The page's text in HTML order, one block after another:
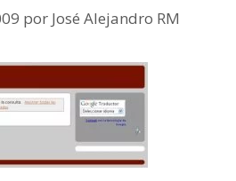
por José Alejandro RM